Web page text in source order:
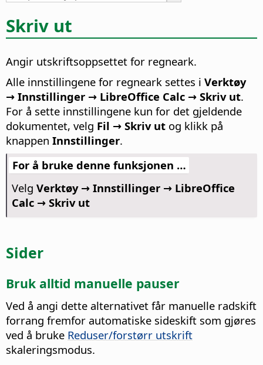
Skriv ut
Angir utskriftsoppsettet for regneark.
Alle innstillingene for regneark settes i Verktøy
→ Innstillinger → LibreOffice Calc → Skriv ut.
For å sette innstillingene kun for det gjeldende
dokumentet, velg Fil → Skriv ut og klikk på
knappen Innstillinger.
For å bruke denne funksjonen …
Velg Verktøy → Innstillinger→ LibreOffice
Calc → Skriv ut
Sider
Bruk alltid manuelle pauser
Ved å angi dette alternativet får manuelle radskift
forrang fremfor automatiske sideskift som gjøres
ved å bruke Reduser/forstørr utskrift
skaleringsmodus.